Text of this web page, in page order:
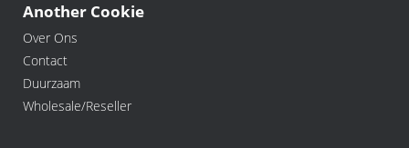
Another Cookie
Over Ons
Contact
Duurzaam
Wholesale/Reseller